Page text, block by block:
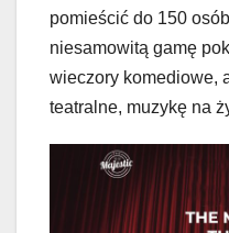
pomieścić do 150
niesamowitą gamę
wieczory komediowe,
teatralne, muzykę na